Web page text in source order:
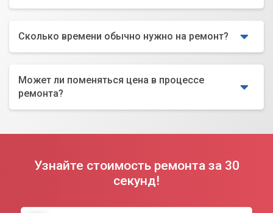
Сколько времени обычно нужно на ремонт?
Может ли поменяться цена в процессе
ремонта?
Узнайте стоимость ремонта за 30
секунд!